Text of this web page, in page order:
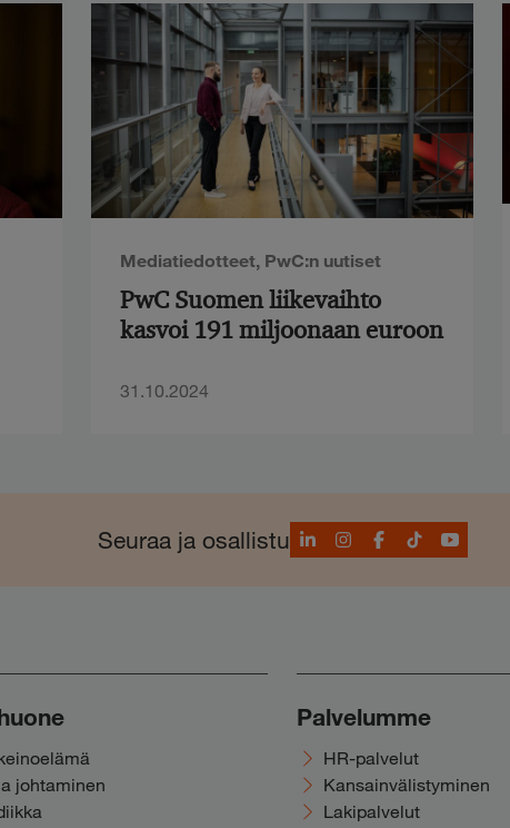
Mediatiedotteet, PwC:n uutiset
PwC Suomen liikevaihto
kasvoi 191 miljoonaan euroon
31.10.2024
Seuraa ja osallistuLinkedInInstagram
Facebook
TikTokYouTube
johtaminen
Palvelumme
HR-palvelut
Kansainvälistyminen
Lakipalvelut